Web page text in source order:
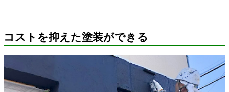
コストを抑えた塗装ができる